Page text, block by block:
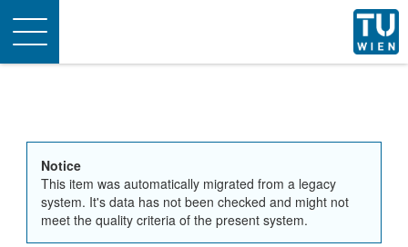
Toggle
navigation
Notice
This item was automatically migrated from a legacy
system. It's data has not been checked and might not
meet the quality criteria of the present system.